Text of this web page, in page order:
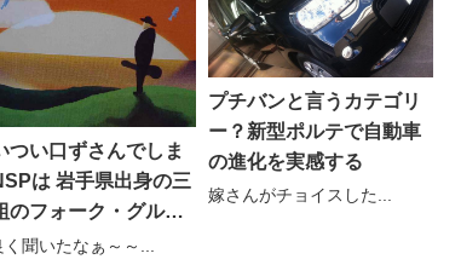
つい口ずさんでしま
は 岩手県出身の三
のフォーク・グルー
聞いたなぁ～～...
プチバンと言うカテゴリ
ー？新型ポルテで自動車
の進化を実感する
嫁さんがチョイスした...